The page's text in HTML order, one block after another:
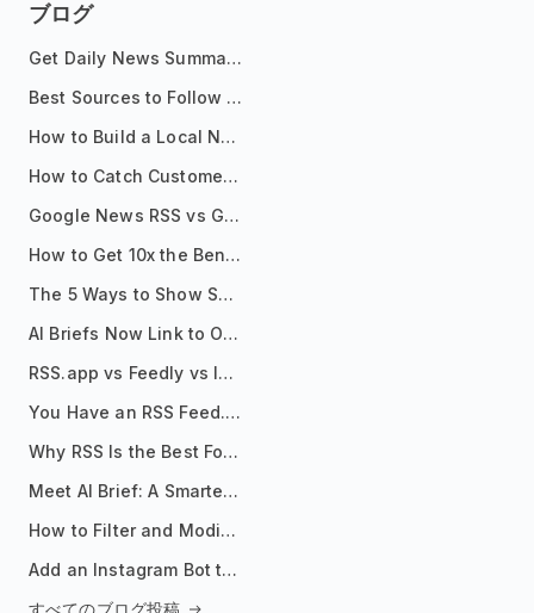
ブログ
Get Daily News Summaries About Any Topic in Telegram, Discord, Slack, and Email
Best Sources to Follow for Crypto News in Your Reader (2026)
How to Build a Local News Hub That Updates Itself
How to Catch Customer Problems Before They Become Support Tickets
Google News RSS vs Google Alerts: Which Is Better for News Monitoring?
How to Get 10x the Benefits of Google Alerts
The 5 Ways to Show Sources in Your AI Brief, And When to Use Each
AI Briefs Now Link to Original Sources. Here's Why It Matters
RSS.app vs Feedly vs Inoreader: Which One Is Actually Right for You?
You Have an RSS Feed. Now What?
Why RSS Is the Best Format for AI Agents in 2026
Meet AI Brief: A Smarter Way to Stay on Top of Information
How to Filter and Modify RSS Feeds
Add an Instagram Bot to Your Telegram Channel, Group, or Topic
すべてのブログ投稿